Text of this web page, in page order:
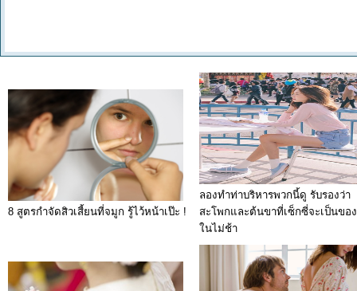
8 สูตรกำจัดสิวเสี้ยนที่จมูก รู้ไว้หน้าเป๊ะ !
ลองทำท่าบริหารพวกนี้ดู รับรองว่า
สะโพกและต้นขาที่เซ็กซี่จะเป็นขอ
ในไม่ช้า